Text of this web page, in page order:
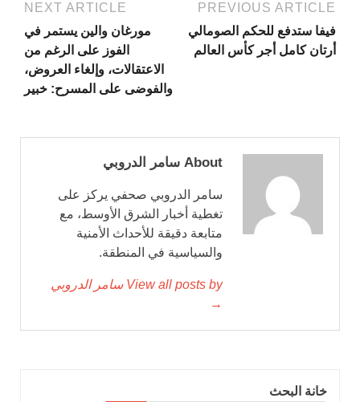
PREVIOUS ARTICLE
فيفا ستدفع للحكم الصومالي
أرتان كامل أجر كأس العالم
NEXT ARTICLE
مورغان والين يستمر في
الفوز على الرغم من
الاعتقالات، وإلغاء العروض،
والفوضى على المسرح: خبير
About سامر الدروبي
سامر الدروبي صحفي يركز على
تغطية أخبار الشرق الأوسط، مع
متابعة دقيقة للأحداث الأمنية
والسياسية في المنطقة.
View all posts by سامر الدروبي
→
خانة البحث